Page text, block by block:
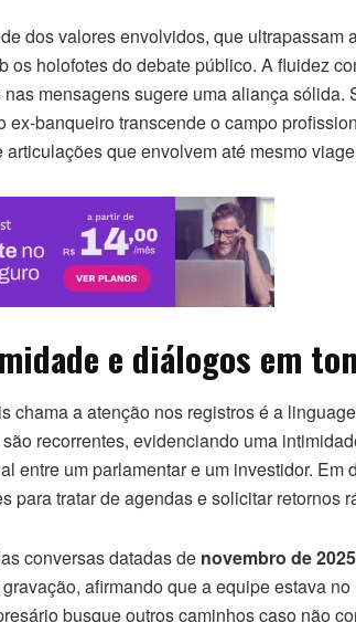
dos valores envolvidos, que
os holofotes do debate público. A fluidez
mensagens sugere uma aliança sólida.
ex-banqueiro transcende o campo
articulações que envolvem até mesmo
e diálogos em
chama a atenção nos registros é a
são recorrentes, evidenciando uma
entre um parlamentar e um investidor. Em
para tratar de agendas e solicitar retornos
conversas datadas de novembro de 2025
afirmando que a equipe estava
busque outros caminhos caso não